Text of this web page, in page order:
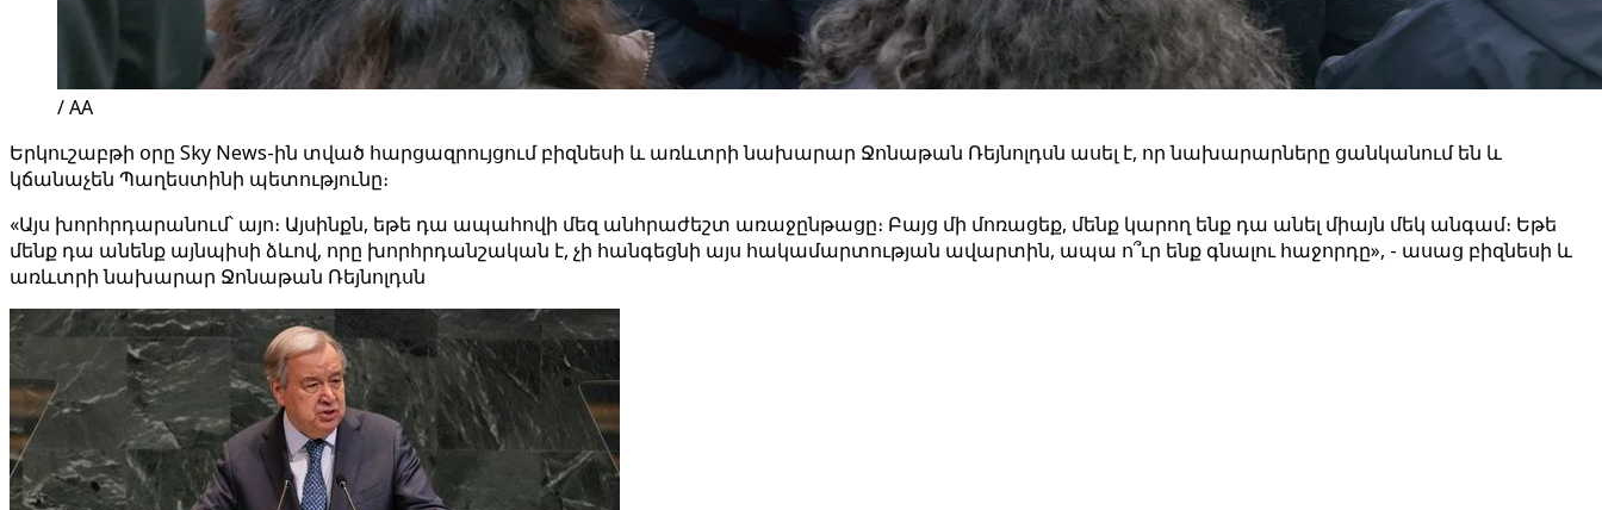
/ AA
Երկուշաբթի օրը Sky News-ին տված հարցազրույցում բիզնեսի և առևտրի նախարար Ջոնաթան Ռեյնոլդսն ասել է, որ նախարարները ցանկանում են և
կճանաչեն Պաղեստինի պետությունը։
«Այս խորհրդարանում՝ այո։ Այսինքն, եթե դա ապահովի մեզ անհրաժեշտ առաջընթացը։ Բայց մի մոռացեք, մենք կարող ենք դա անել միայն մեկ անգամ։ Եթե
մենք դա անենք այնպիսի ձևով, որը խորհրդանշական է, չի հանգեցնի այս հակամարտության ավարտին, ապա ո՞ւր ենք գնալու հաջորդը», - ասաց բիզնեսի և
առևտրի նախարար Ջոնաթան Ռեյնոլդսն